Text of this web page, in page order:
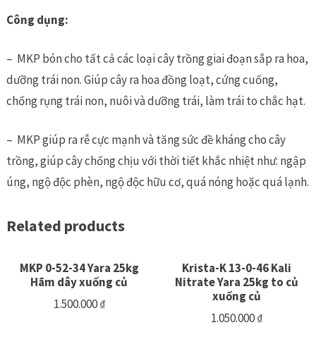
quantity
Công dụng:
– MKP bón cho tất cả các loại cây trồng giai đoạn sắp ra hoa,
dưỡng trái non. Giúp cây ra hoa đồng loạt, cứng cuống,
chống rụng trái non, nuôi và dưỡng trái, làm trái to chắc hạt.
– MKP giúp ra rễ cực mạnh và tăng sức đề kháng cho cây
trồng, giúp cây chống chịu với thời tiết khắc nhiệt như: ngập
úng, ngộ độc phèn, ngộ độc hữu cơ, quá nóng hoặc quá lạnh.
Related products
MKP 0-52-34 Yara 25kg
Hãm dây xuống củ
1.500.000₫
Krista-K 13-0-46 Kali
Nitrate Yara 25kg to củ
xuống củ
1.050.000₫